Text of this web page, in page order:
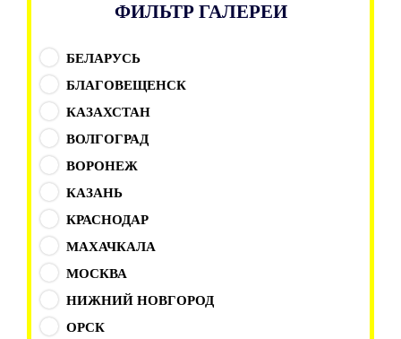
ФИЛЬТР ГАЛЕРЕИ
БЕЛАРУСЬ
БЛАГОВЕЩЕНСК
КАЗАХСТАН
ВОЛГОГРАД
ВОРОНЕЖ
КАЗАНЬ
КРАСНОДАР
МАХАЧКАЛА
МОСКВА
НИЖНИЙ НОВГОРОД
ОРСК